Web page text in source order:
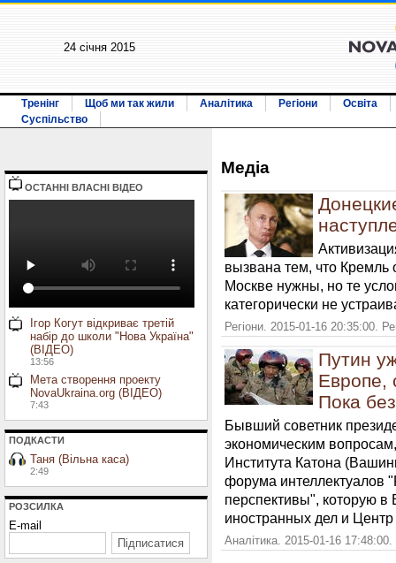
24 січня 2015
Тренінг Щоб ми так жили Аналітика Регіони
Освіта
Суспільство
ОСТАННI ВЛАСНI ВIДЕО
Ігор Когут відкриває третій
набір до школи "Нова Україна"
(ВІДЕО)
13:56
Мета створення проекту
NovaUkraina.org (ВІДЕО)
7:43
ПОДКАСТИ
Таня (Вільна каса)
2:49
РОЗСИЛКА
E-mail
Медiа
вызвана тем, что Кремль
Москве нужны, но те
категорически не
Регіони. 2015-01-16 20:35:00.
Путин
Европе,
Пока
Бывший советник
экономическим
Института Катона
форума интеллектуалов
перспективы", которую в
иностранных дел и
Аналітика. 2015-01-16